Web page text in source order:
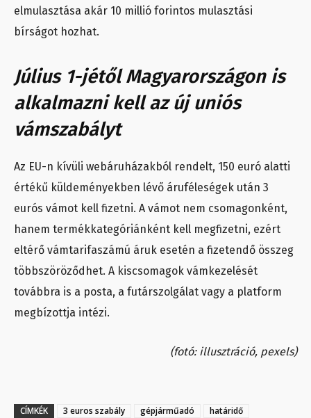
elmulasztása akár 10 millió forintos mulasztási
bírságot hozhat.
Július 1-jétől Magyarországon is
alkalmazni kell az új uniós
vámszabályt
Az EU-n kívüli webáruházakból rendelt, 150 euró alatti
értékű küldeményekben lévő áruféleségek után 3
eurós vámot kell fizetni. A vámot nem csomagonként,
hanem termékkategóriánként kell megfizetni, ezért
eltérő vámtarifaszámú áruk esetén a fizetendő összeg
többszöröződhet. A kiscsomagok vámkezelését
továbbra is a posta, a futárszolgálat vagy a platform
megbízottja intézi.
(fotó: illusztráció, pexels)
CÍMKÉK 3 euros szabály gépjárműadó
határidő